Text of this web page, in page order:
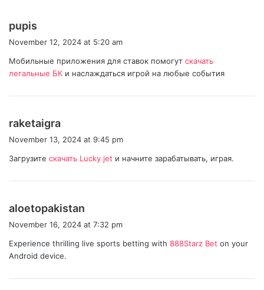
pupis
s
:
November 12, 2024 at 5:20 am
Мобильные приложения для ставок помогут скачать
легальные БК и наслаждаться игрой на любые события
raketaigra
s
November 13, 2024 at 9:45 pm
Загрузите скачать Lucky jet и начните зарабатывать, играя.
aloetopakistan
s
November 16, 2024 at 7:32 pm
Experience thrilling live sports betting with 888Starz Bet on your
Android device.